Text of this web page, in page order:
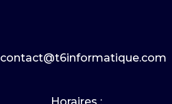
contact@t6informatique.com
Horaires :